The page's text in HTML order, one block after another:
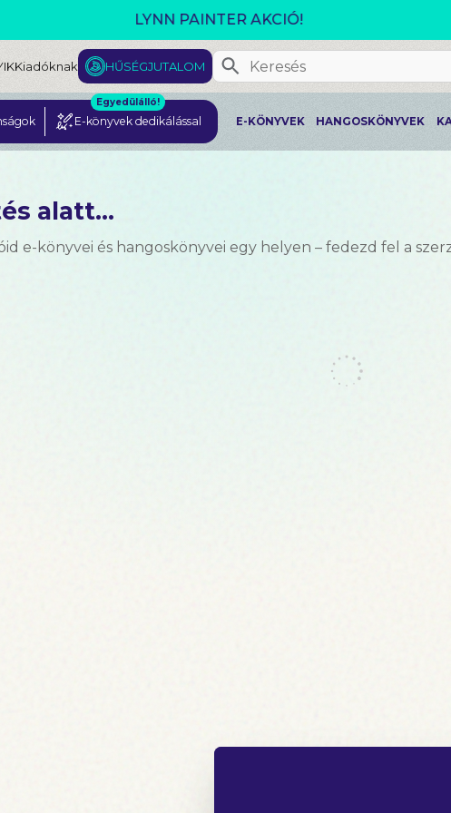
L. J. SHEN: LEGVADABB ÁLMAIMBAN SZERETLEK
Kiadóknak HŰSÉGJUTALOM
E-könyvek dedikálással
Egyedülálló!
E-KÖNYVEK HANGOSKÖNYVEK
alatt...
e-könyvei és hangoskönyvei egy helyen – fedezd fel a